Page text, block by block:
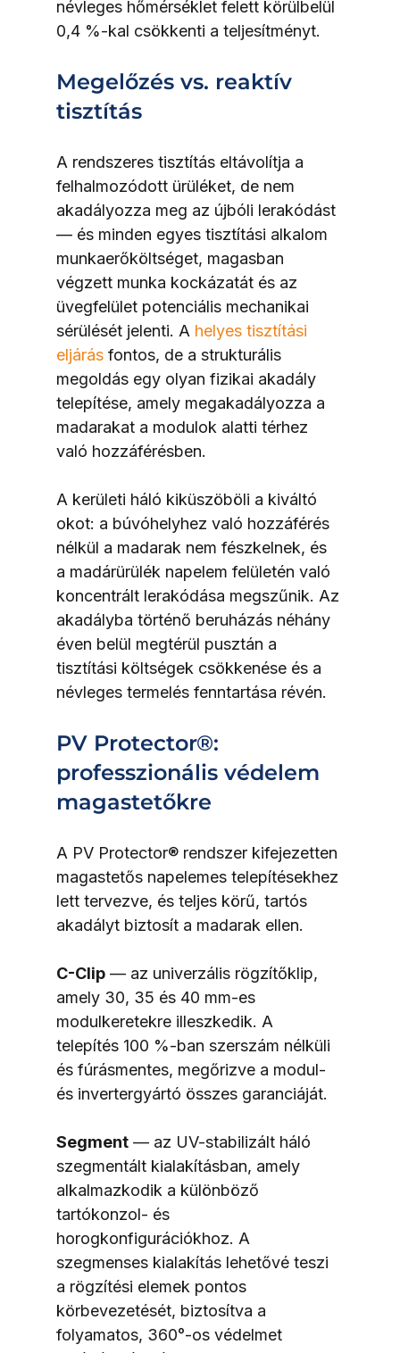
névleges hőmérséklet felett körülbelül
0,4 %-kal csökkenti a teljesítményt.
Megelőzés vs. reaktív
tisztítás
A rendszeres tisztítás eltávolítja a
felhalmozódott ürüléket, de nem
akadályozza meg az újbóli lerakódást
— és minden egyes tisztítási alkalom
munkaerőköltséget, magasban
végzett munka kockázatát és az
üvegfelület potenciális mechanikai
sérülését jelenti. A helyes tisztítási
eljárás fontos, de a strukturális
megoldás egy olyan fizikai akadály
telepítése, amely megakadályozza a
madarakat a modulok alatti térhez
való hozzáférésben.
A kerületi háló kiküszöböli a kiváltó
okot: a búvóhelyhez való hozzáférés
nélkül a madarak nem fészkelnek, és
a madárürülék napelem felületén való
koncentrált lerakódása megszűnik. Az
akadályba történő beruházás néhány
éven belül megtérül pusztán a
tisztítási költségek csökkenése és a
névleges termelés fenntartása révén.
PV Protector®:
professzionális védelem
magastetőkre
A PV Protector® rendszer kifejezetten
magastetős napelemes telepítésekhez
lett tervezve, és teljes körű, tartós
akadályt biztosít a madarak ellen.
C-Clip — az univerzális rögzítőklip,
amely 30, 35 és 40 mm-es
modulkeretekre illeszkedik. A
telepítés 100 %-ban szerszám nélküli
és fúrásmentes, megőrizve a modul-
és invertergyártó összes garanciáját.
Segment — az UV-stabilizált háló
szegmentált kialakításban, amely
alkalmazkodik a különböző
tartókonzol- és
horogkonfigurációkhoz. A
szegmenses kialakítás lehetővé teszi
a rögzítési elemek pontos
körbevezetését, biztosítva a
folyamatos, 360°-os védelmet